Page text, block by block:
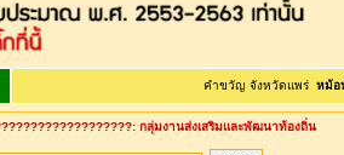
คำขวัญ จังหวัดแพร่หม้อห้อมไม้สัก
กลุ่มงานส่งเสริมและพัฒนาท้องถิ่น